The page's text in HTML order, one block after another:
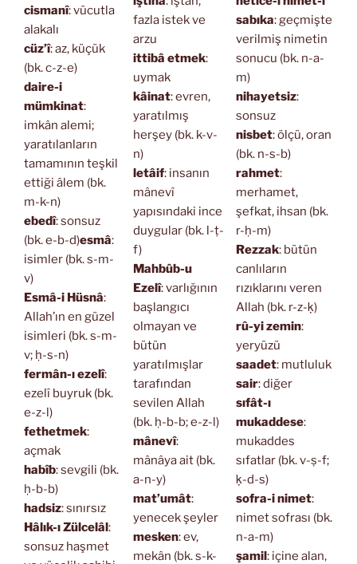
cismanî: vücutla
alakalı
cüz’î: az, küçük
(bk. c-z-e)
daire-i
mümkinat:
imkân alemi;
yaratılanların
tamamının teşkil
ettiği âlem (bk.
m-k-n)
ebedî: sonsuz
(bk. e-b-d)esmâ:
isimler (bk. s-m-
v)
Esmâ-i Hüsnâ:
Allah’ın en güzel
isimleri (bk. s-m-
v; ḥ-s-n)
fermân-ı ezelî:
ezelî buyruk (bk.
e-z-l)
fethetmek:
açmak
habîb: sevgili (bk.
ḥ-b-b)
hadsiz: sınırsız
Hâlık-ı Zülcelâl:
sonsuz haşmet
fazla istek ve
arzu
ittibâ etmek:
uymak
kâinat: evren,
yaratılmış
herşey (bk. k-v-
n)
letâif: insanın
mânevî
yapısındaki ince
duygular (bk. l-ṭ-
f)
Mahbûb-u
Ezelî: varlığının
başlangıcı
olmayan ve
bütün
yaratılmışlar
tarafından
sevilen Allah
(bk. ḥ-b-b; e-z-l)
mânevî:
mânâya ait (bk.
a-n-y)
mat’umât:
yenecek şeyler
mesken: ev,
mekân (bk. s-k-
sabıka: geçmişte
verilmiş nimetin
sonucu (bk. n-a-
m)
nihayetsiz:
sonsuz
nisbet: ölçü, oran
(bk. n-s-b)
rahmet:
merhamet,
şefkat, ihsan (bk.
r-ḥ-m)
Rezzak: bütün
canlıların
rızıklarını veren
Allah (bk. r-z-ḳ)
rû-yi zemin:
yeryüzü
saadet: mutluluk
sair: diğer
sıfât-ı
mukaddese:
mukaddes
sıfatlar (bk. v-ṣ-f;
ḳ-d-s)
sofra-i nimet:
nimet sofrası (bk.
n-a-m)
şamil: içine alan,